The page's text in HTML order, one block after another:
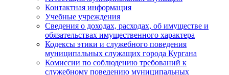
Контактная информация
Учебные учреждения
Сведения о доходах, расходах, об имуществе и
обязательствах имущественного характера
Кодексы этики и служебного поведения
муниципальных служащих города Кургана
Комиссии по соблюдению требований к
служебному поведению муниципальных